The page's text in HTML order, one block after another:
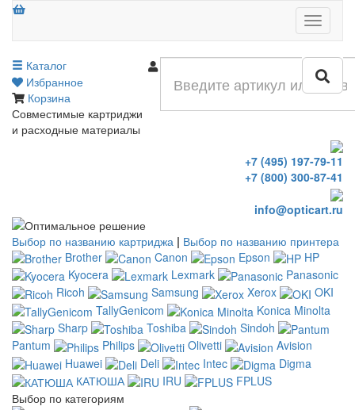
Меню
Каталог
Избранное
Корзина
Совместимые картриджи
и расходные материалы
+7 (495) 197-79-11
+7 (800) 300-87-41
info@opticart.ru
Выбор по названию картриджа | Выбор по названию принтера
Brother
Canon Epson
HP
Kyocera
Lexmark
Panasonic
Ricoh
Samsung Xerox
OKI
TallyGenicom
Konica Minolta
Sharp
Toshiba
Sindoh
Pantum
Philips Olivetti
Avision
Huawei
Deli Intec
Digma
КАТЮША
IRU
FPLUS
Выбор по категориям